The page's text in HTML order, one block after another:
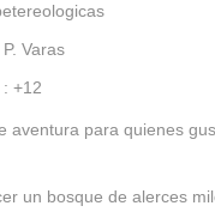
Varas
+12
aventura para quienes
un bosque de alerces